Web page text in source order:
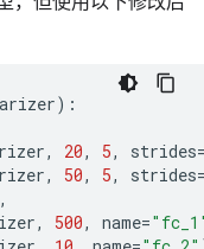
):
, 20, 5, strides
, 50, 5, strides
, 500, name=